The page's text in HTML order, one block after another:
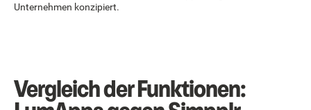
Unternehmen konzipiert.
Vergleich der Funktionen: